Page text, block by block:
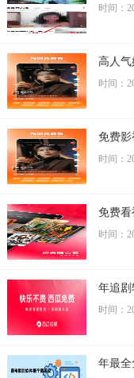
时间：
高人
时间：
免费
时间：
免费看
时间：
年追
时间：
年最